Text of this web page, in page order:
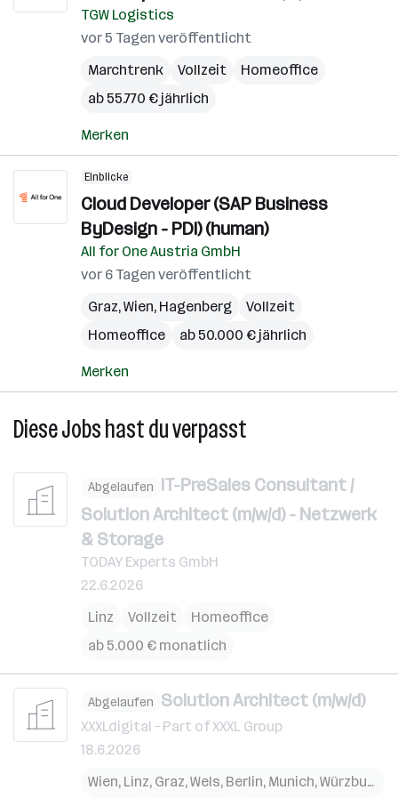
TGW Logistics
vor 5 Tagen veröffentlicht
Marchtrenk
Vollzeit
Homeoffice
ab 55.770 € jährlich
Merken
Einblicke
Cloud Developer (SAP Business
ByDesign - PDI) (human)
All for One Austria GmbH
vor 6 Tagen veröffentlicht
Graz,Wien, Hagenberg
Vollzeit
Homeoffice
ab 50.000 € jährlich
Merken
Diese Jobs hast du verpasst
Abgelaufen IT-PreSales Consultant /
Solution Architect (m/w/d) - Netzwerk
& Storage
TODAY Experts GmbH
22.6.2026
Linz
Vollzeit
Homeoffice
ab 5.000 € monatlich
Abgelaufen Solution Architect (m/w/d)
XXXLdigital – Part of XXXL Group
18.6.2026
Wien, Linz, Graz,Wels, Berlin, Munich,Würzburg